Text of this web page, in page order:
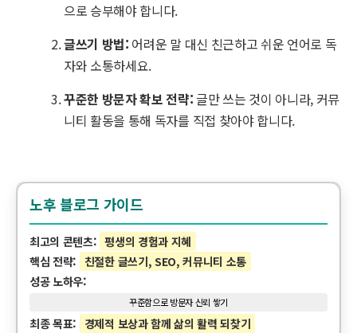
으로 승부해야 합니다.
글쓰기 방법: 어려운 말 대신 친근하고 쉬운 언어로 독
자와 소통하세요.
꾸준한 방문자 확보 전략:글만 쓰는 것이 아니라, 커뮤
니티 활동을 통해 독자를 직접 찾아야 합니다.
노후 블로그 가이드
최고의 콘텐츠: 평생의 경험과 지혜
핵심 전략: 친절한 글쓰기, SEO, 커뮤니티 소통
성공 노하우:
꾸준함으로 방문자 신뢰 쌓기
최종 목표: 경제적 보상과 함께 삶의 활력 되찾기